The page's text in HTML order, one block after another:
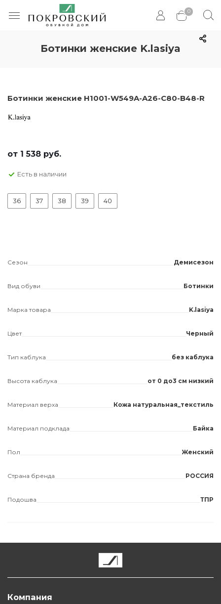
0
Ботинки женские K.lasiya
Ботинки женские H1001-W549A-A26-C80-B48-R
от 1 538 руб.
Есть в наличии
36 37 38 39 40
Сезон Демисезон
Вид обуви Ботинки
Марка товара K.lasiya
Цвет Черный
Тип каблука без каблука
Высота каблука от 0 до3 см низкий
Материал верха Кожа натуральная_текстиль
Материал подклада Байка
Пол Женский
Страна бренда РОССИЯ
Подошва ТПР
Компания